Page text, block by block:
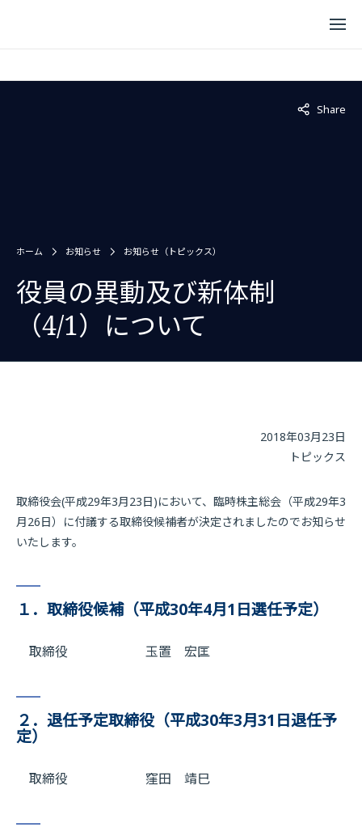
ホーム お知らせ お知らせ（トピックス）
役員の異動及び新体制
（4/1）について
Share
Not
2018年03月23日
トピックス
取締役会(平成29年3月23日)において、臨時株主総会（平成29年3
月26日）に付議する取締役候補者が決定されましたのでお知らせ
いたします。
１．取締役候補（平成30年4月1日選任予定）
取締役 玉置 宏匡
２．退任予定取締役（平成30年3月31日退任予
定）
取締役 窪田 靖巳